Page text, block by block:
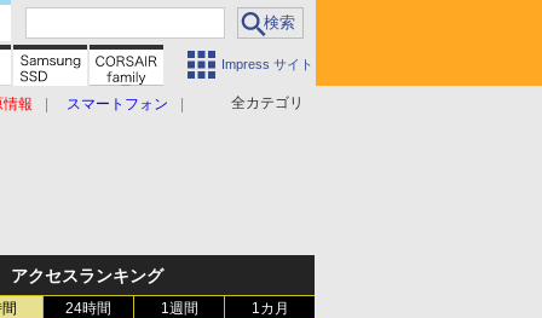
Impress サイト
全カテゴリ
情報 スマートフォン
アクセスランキング
24時間 1週間 1カ月